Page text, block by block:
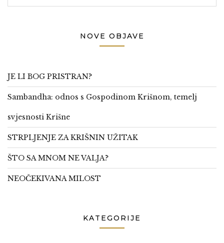
NOVE OBJAVE
JE LI BOG PRISTRAN?
Sambandha: odnos s Gospodinom Krišnom, temelj
svjesnosti Krišne
STRPLJENJE ZA KRIŠNIN UŽITAK
ŠTO SA MNOM NE VALJA?
NEOČEKIVANA MILOST
KATEGORIJE